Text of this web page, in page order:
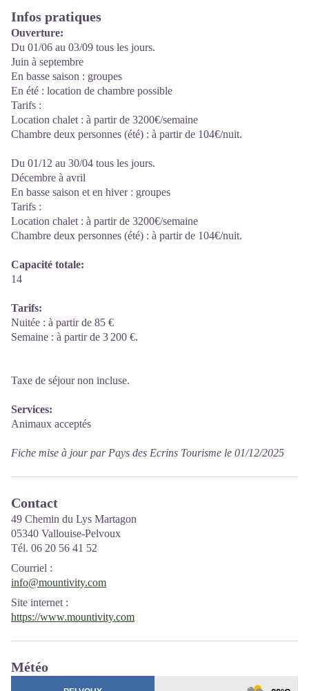
Infos pratiques
Ouverture:
Du 01/06 au 03/09 tous les jours.
Juin à septembre
En basse saison : groupes
En été : location de chambre possible
Tarifs :
Location chalet : à partir de 3200€/semaine
Chambre deux personnes (été) : à partir de 104€/nuit.
Du 01/12 au 30/04 tous les jours.
Décembre à avril
En basse saison et en hiver : groupes
Tarifs :
Location chalet : à partir de 3200€/semaine
Chambre deux personnes (été) : à partir de 104€/nuit.
Capacité totale:
14
Tarifs:
Nuitée : à partir de 85 €
Semaine : à partir de 3 200 €.
Taxe de séjour non incluse.
Services:
Animaux acceptés
Fiche mise à jour par Pays des Ecrins Tourisme le 01/12/2025
Contact
49 Chemin du Lys Martagon
05340 Vallouise-Pelvoux
Tél. 06 20 56 41 52
Courriel :
info@mountivity.com
Site internet :
https://www.mountivity.com
Météo